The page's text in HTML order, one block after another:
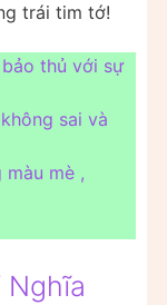
trái tim tớ!
thủ với sự
sai và
màu mè ,
Nghĩa